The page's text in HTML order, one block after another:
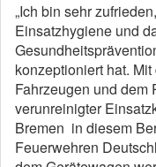
„Ich bin sehr
Einsatzhygiene und
konzeptioniert hat.
Fahrzeugen und dem
verunreinigter
Bremen in diesem
Feuerwehren